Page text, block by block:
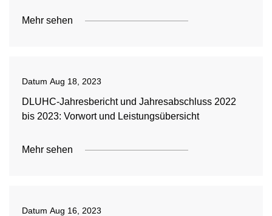
Mehr sehen
Datum Aug 18, 2023
DLUHC-Jahresbericht und Jahresabschluss 2022
bis 2023: Vorwort und Leistungsübersicht
Mehr sehen
Datum Aug 16, 2023